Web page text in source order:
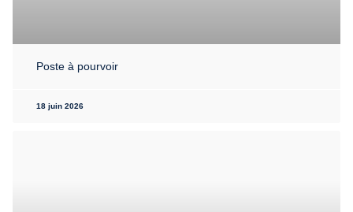
Poste à pourvoir
18 juin 2026